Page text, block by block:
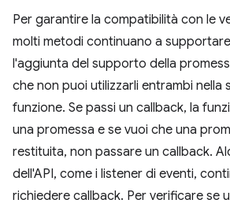
Per garantire la compatibilità con le
molti metodi continuano a
l'aggiunta del supporto della
che non puoi utilizzarli entrambi nella
funzione. Se passi un callback, la
una promessa e se vuoi che una
restituita, non passare un callback.
dell'API, come i listener di eventi,
richiedere callback. Per verificare se